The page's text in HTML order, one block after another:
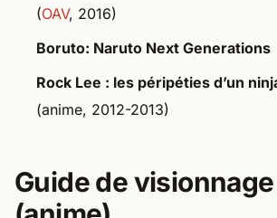
(OAV, 2016)
Boruto: Naruto Next Generations
Rock Lee : les péripéties d’un
(anime, 2012-2013)
Guide de